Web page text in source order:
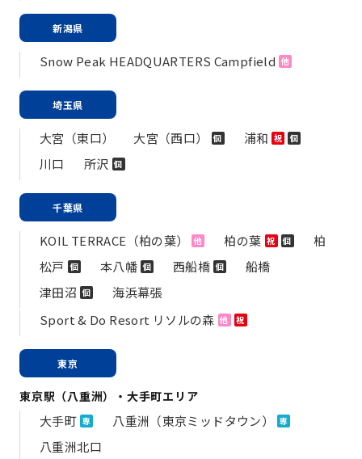
新潟県
Snow Peak HEADQUARTERS Campfield 他
埼玉県
大宮（東口） 大宮（西口） 個 浦和 祝 個
川口 所沢 個
千葉県
KOIL TERRACE（柏の葉） 他 柏の葉 祝 個
柏
松戸 個 本八幡 個 西船橋 個
船橋
津田沼 個
海浜幕張
Sport & Do Resort リソルの森 他 祝
東京
東京駅（八重洲）・大手町エリア
大手町 専 八重洲（東京ミッドタウン） 専
八重洲北口